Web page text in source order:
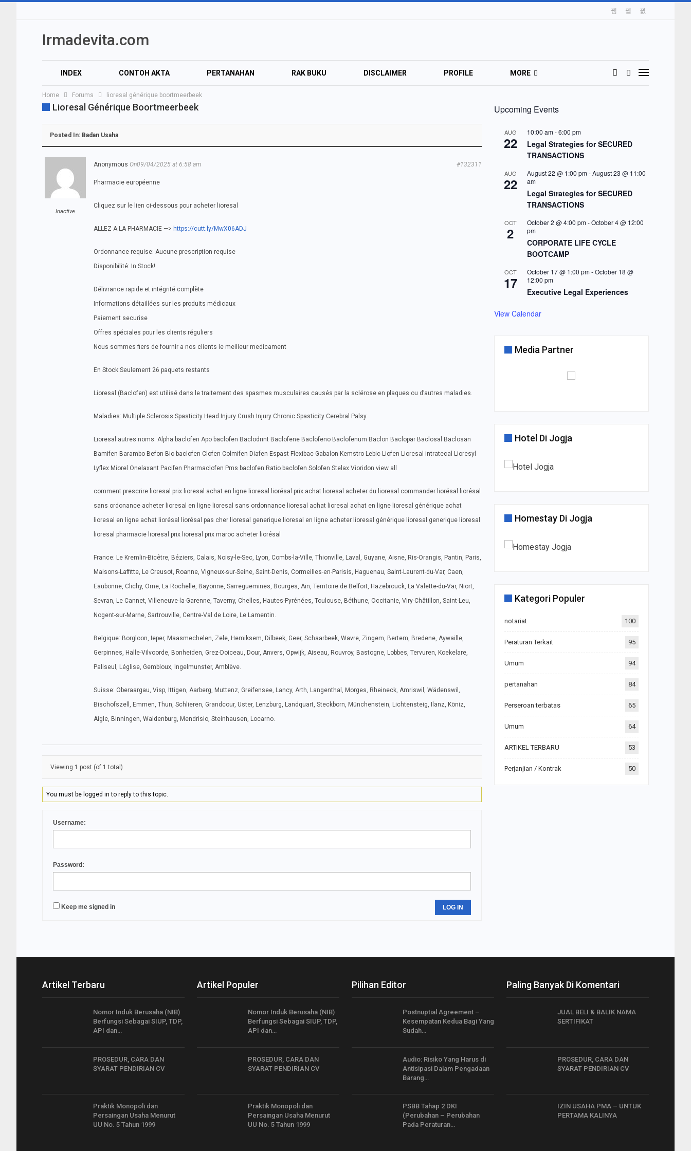
Irmadevita.com
INDEX CONTOH AKTA PERTANAHAN RAK BUKU DISCLAIMER PROFILE MORE
Home Forums lioresal générique boortmeerbeek
Lioresal Générique Boortmeerbeek
Posted In: Badan Usaha
Inactive
Anonymous On09/04/2025 at 6:58 am #132311
Pharmacie européenne
Cliquez sur le lien ci-dessous pour acheter lioresal
ALLEZ A LA PHARMACIE —> https://cutt.ly/MwX06ADJ
Ordonnance requise: Aucune prescription requise
Disponibilité: In Stock!
Délivrance rapide et intégrité complète
Informations détaillées sur les produits médicaux
Paiement securise
Offres spéciales pour les clients réguliers
Nous sommes fiers de fournir a nos clients le meilleur medicament
En Stock:Seulement 26 paquets restants
Lioresal (Baclofen) est utilisé dans le traitement des spasmes musculaires causés par la sclérose en plaques ou d’autres maladies.
Maladies: Multiple Sclerosis Spasticity Head Injury Crush Injury Chronic Spasticity Cerebral Palsy
Lioresal autres noms: Alpha baclofen Apo baclofen Baclodrint Baclofene Baclofeno Baclofenum Baclon Baclopar Baclosal Baclosan
Bamifen Barambo Befon Bio baclofen Clofen Colmifen Diafen Espast Flexibac Gabalon Kemstro Lebic Liofen Lioresal intratecal Lioresyl
Lyflex Miorel Onelaxant Pacifen Pharmaclofen Pms baclofen Ratio baclofen Solofen Stelax Vioridon view all
comment prescrire lioresal prix lioresal achat en ligne lioresal liorésal prix achat lioresal acheter du lioresal commander liorésal liorésal
sans ordonance acheter lioresal en ligne lioresal sans ordonnance lioresal achat lioresal achat en ligne lioresal générique achat
lioresal en ligne achat liorésal liorésal pas cher lioresal generique lioresal en ligne acheter lioresal générique lioresal generique lioresal
lioresal pharmacie lioresal prix lioresal prix maroc acheter liorésal
France: Le Kremlin-Bicêtre, Béziers, Calais, Noisy-le-Sec, Lyon, Combs-la-Ville, Thionville, Laval, Guyane, Aisne, Ris-Orangis, Pantin, Paris,
Maisons-Laffitte, Le Creusot, Roanne, Vigneux-sur-Seine, Saint-Denis, Cormeilles-en-Parisis, Haguenau, Saint-Laurent-du-Var, Caen,
Eaubonne, Clichy, Orne, La Rochelle, Bayonne, Sarreguemines, Bourges, Ain, Territoire de Belfort, Hazebrouck, La Valette-du-Var, Niort,
Sevran, Le Cannet, Villeneuve-la-Garenne, Taverny, Chelles, Hautes-Pyrénées, Toulouse, Béthune, Occitanie, Viry-Châtillon, Saint-Leu,
Nogent-sur-Marne, Sartrouville, Centre-Val de Loire, Le Lamentin.
Belgique: Borgloon, Ieper, Maasmechelen, Zele, Hemiksem, Dilbeek, Geer, Schaarbeek, Wavre, Zingem, Bertem, Bredene, Aywaille,
Gerpinnes, Halle-Vilvoorde, Bonheiden, Grez-Doiceau, Dour, Anvers, Opwijk, Aiseau, Rouvroy, Bastogne, Lobbes, Tervuren, Koekelare,
Paliseul, Léglise, Gembloux, Ingelmunster, Amblève.
Suisse: Oberaargau, Visp, Ittigen, Aarberg, Muttenz, Greifensee, Lancy, Arth, Langenthal, Morges, Rheineck, Amriswil, Wädenswil,
Bischofszell, Emmen, Thun, Schlieren, Grandcour, Uster, Lenzburg, Landquart, Steckborn, Münchenstein, Lichtensteig, Ilanz, Köniz,
Aigle, Binningen, Waldenburg, Mendrisio, Steinhausen, Locarno.
Viewing 1 post (of 1 total)
You must be logged in to reply to this topic.
Username:
Password:
Keep me signed in LOG IN
Upcoming Events
AUG
22
10:00 am-6:00 pm
Legal Strategies for SECURED
TRANSACTIONS
AUG
22
August 22 @ 1:00 pm-August 23 @ 11:00
am
Legal Strategies for SECURED
TRANSACTIONS
OCT
2
October 2 @ 4:00 pm-October 4 @ 12:00
pm
CORPORATE LIFE CYCLE
BOOTCAMP
OCT
17
October 17 @ 1:00 pm-October 18 @
12:00 pm
Executive Legal Experiences
View Calendar
Media Partner
Hotel Di Jogja
Homestay Di Jogja
Kategori Populer
notariat 100
Peraturan Terkait 95
Umum 94
pertanahan 84
Perseroan terbatas 65
Umum 64
ARTIKEL TERBARU 53
Perjanjian / Kontrak 50
Artikel Terbaru
Nomor Induk Berusaha (NIB)
Berfungsi Sebagai SIUP, TDP,
API dan…
PROSEDUR, CARA DAN
SYARAT PENDIRIAN CV
Praktik Monopoli dan
Persaingan Usaha Menurut
UU No. 5 Tahun 1999
Artikel Populer
Nomor Induk Berusaha (NIB)
Berfungsi Sebagai SIUP, TDP,
API dan…
PROSEDUR, CARA DAN
SYARAT PENDIRIAN CV
Praktik Monopoli dan
Persaingan Usaha Menurut
UU No. 5 Tahun 1999
Pilihan Editor
Postnuptial Agreement –
Kesempatan Kedua Bagi Yang
Sudah…
Audio: Risiko Yang Harus di
Antisipasi Dalam Pengadaan
Barang…
PSBB Tahap 2 DKI
(Perubahan – Perubahan
Pada Peraturan…
Paling Banyak Di Komentari
JUAL BELI & BALIK NAMA
SERTIFIKAT
PROSEDUR, CARA DAN
SYARAT PENDIRIAN CV
IZIN USAHA PMA – UNTUK
PERTAMA KALINYA